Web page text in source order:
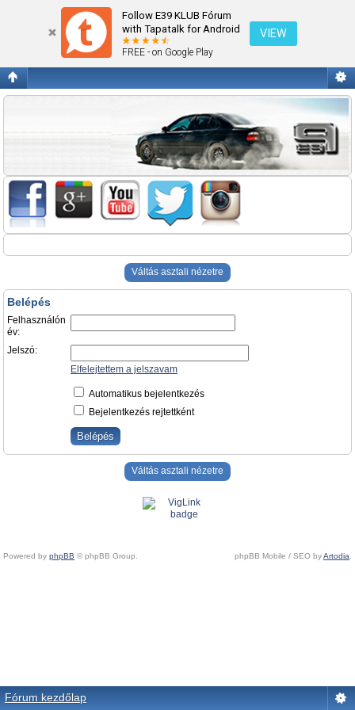
Follow E39 KLUB Fórum
with Tapatalk for Android
FREE - on Google Play
VIEW
Belépés
Váltás asztali nézetre
Belépés
Felhasználón
év:
Jelszó:
Elfelejtettem a jelszavam
Automatikus bejelentkezés
Bejelentkezés rejtettként
Váltás asztali nézetre
Powered by phpBB © phpBB Group. phpBB Mobile / SEO byArtodia.
Fórum kezdőlap